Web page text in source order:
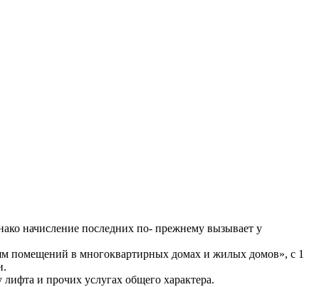
начисление последних по- прежнему вызывает у
помещений в многоквартирных домах и жилых домов», с 1
и прочих услугах общего характера.